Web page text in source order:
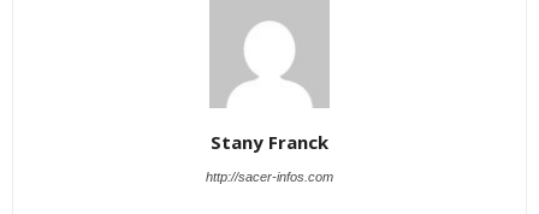
Stany Franck
http://sacer-infos.com